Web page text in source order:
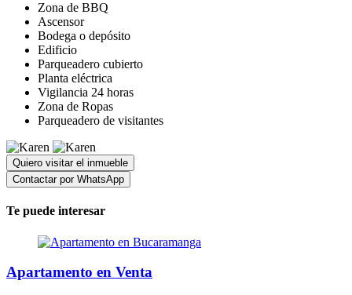
Zona de BBQ
Ascensor
Bodega o depósito
Edificio
Parqueadero cubierto
Planta eléctrica
Vigilancia 24 horas
Zona de Ropas
Parqueadero de visitantes
Quiero visitar el inmueble
Contactar por WhatsApp
Te puede interesar
Apartamento en Venta